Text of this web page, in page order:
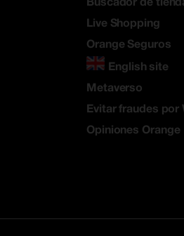
Live Shopping
Orange Seguros
English site
Metaverso
Evitar fraudes por
Opiniones Orange